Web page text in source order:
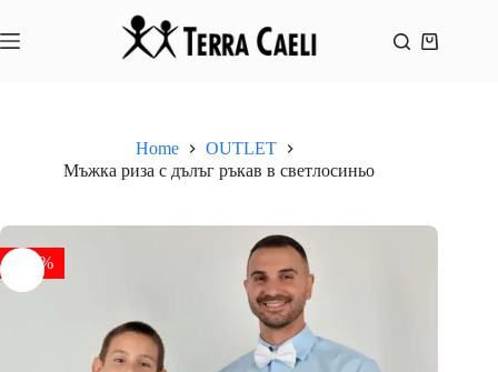
content
Shopping
Home
OUTLET
Мъжка риза с дълъг ръкав в светлосиньо
- 58%